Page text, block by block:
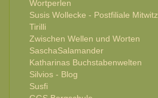
Wortperlen
Susis Wollecke - Postfiliale Mitwitz
Tirilli
Zwischen Wellen und Worten
SaschaSalamander
Katharinas Buchstabenwelten
Silvios - Blog
Susfi